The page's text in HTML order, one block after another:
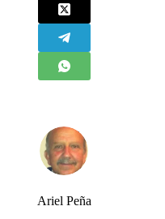
Ariel Peña